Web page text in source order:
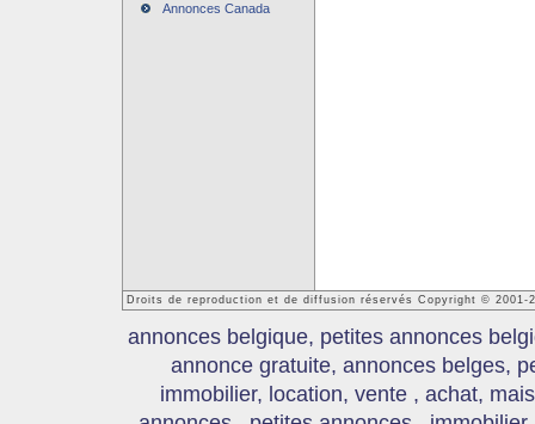
Annonces Canada
Droits de reproduction et de diffusion réservés Copyright © 2001-
annonces belgique, petites annonces
annonce gratuite, annonces belges,
immobilier, location, vente , achat,